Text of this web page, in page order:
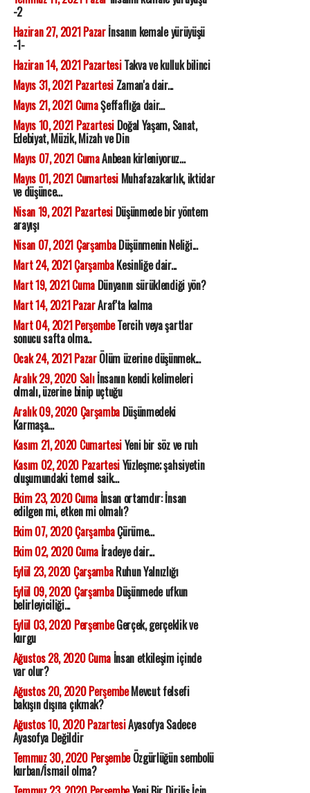
-2
Haziran 27, 2021 Pazarİnsanın kemale yürüyüşü
-1-
Haziran 14, 2021 PazartesiTakva ve kulluk bilinci
Mayıs 31, 2021 PazartesiZaman'a dair...
Mayıs 21, 2021 CumaŞeffaflığa dair...
Mayıs 10, 2021 PazartesiDoğal Yaşam, Sanat,
Edebiyat, Müzik, Mizah ve Din
Mayıs 07, 2021 CumaAnbean kirleniyoruz...
Mayıs 01, 2021 CumartesiMuhafazakarlık, iktidar
ve düşünce...
Nisan 19, 2021 PazartesiDüşünmede bir yöntem
arayışı
Nisan 07, 2021 ÇarşambaDüşünmenin Neliği...
Mart 24, 2021 ÇarşambaKesinliğe dair...
Mart 19, 2021 CumaDünyanın sürüklendiği yön?
Mart 14, 2021 PazarAraf'ta kalma
Mart 04, 2021 PerşembeTercih veya şartlar
sonucu safta olma..
Ocak 24, 2021 PazarÖlüm üzerine düşünmek...
Aralık 29, 2020 Salıİnsanın kendi kelimeleri
olmalı, üzerine binip uçtuğu
Aralık 09, 2020 ÇarşambaDüşünmedeki
Karmaşa...
Kasım 21, 2020 CumartesiYeni bir söz ve ruh
Kasım 02, 2020 PazartesiYüzleşme; şahsiyetin
oluşumundaki temel saik...
Ekim 23, 2020 Cumaİnsan ortamdır: İnsan
edilgen mi, etken mi olmalı?
Ekim 07, 2020 ÇarşambaÇürüme...
Ekim 02, 2020 Cumaİradeye dair...
Eylül 23, 2020 ÇarşambaRuhun Yalnızlığı
Eylül 09, 2020 ÇarşambaDüşünmede ufkun
belirleyiciliği...
Eylül 03, 2020 PerşembeGerçek, gerçeklik ve
kurgu
Ağustos 28, 2020 Cumaİnsan etkileşim içinde
var olur?
Ağustos 20, 2020 PerşembeMevcut felsefi
bakışın dışına çıkmak?
Ağustos 10, 2020 PazartesiAyasofya Sadece
Ayasofya Değildir
Temmuz 30, 2020 PerşembeÖzgürlüğün sembolü
kurban/İsmail olma?